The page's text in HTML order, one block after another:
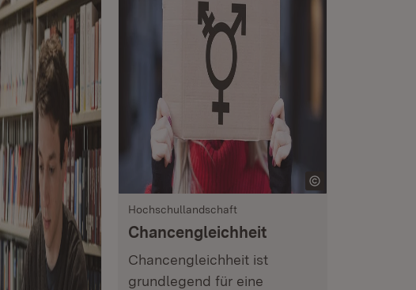
Hochschullandschaft
Chancengleichheit
Chancengleichheit ist
grundlegend für eine